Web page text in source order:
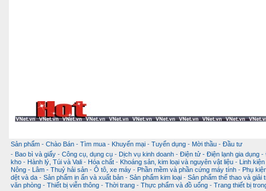
Sản phẩm - Chào Bán - Tìm mua - Khuyến mại - Tuyển dụng - Mời thầu - Đầu tư
- Bao bì và giấy - Công cụ, dụng cụ - Dịch vụ kinh doanh - Điện tử - Điện lạnh gia dụng -
kho - Hành lý, Túi và Vali - Hóa chất - Khoáng sản, kim loại và nguyên vật liệu -
Linh
Nông - Lâm - Thuỷ hải sản - Ô tô, xe máy - Phần mềm và phần cứng máy tính - Phụ
dệt và da - Sản phẩm in ấn và xuất bản - Sản phẩm kim loại - Sản phẩm thể thao và giải
văn phòng - Thiết bị viễn thông - Thời trang - Thực phẩm và đồ uống - Trang thiết bị